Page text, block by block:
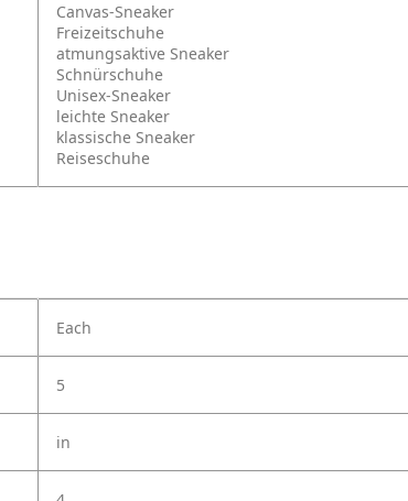
Canvas-Sneaker
Freizeitschuhe
atmungsaktive Sneaker
Schnürschuhe
Unisex-Sneaker
leichte Sneaker
klassische Sneaker
Reiseschuhe
Each
5
in